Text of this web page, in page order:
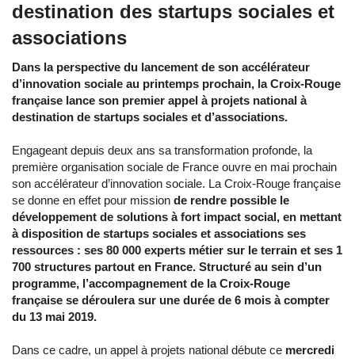
destination des startups sociales et
associations
Dans la perspective du lancement de son accélérateur
d’innovation sociale au printemps prochain, la Croix-Rouge
française lance son premier appel à projets national à
destination de startups sociales et d’associations.
Engageant depuis deux ans sa transformation profonde, la
première organisation sociale de France ouvre en mai prochain
son accélérateur d’innovation sociale. La Croix-Rouge française
se donne en effet pour mission de rendre possible le
développement de solutions à fort impact social, en mettant
à disposition de startups sociales et associations ses
ressources : ses 80 000 experts métier sur le terrain et ses 1
700 structures partout en France. Structuré au sein d’un
programme, l’accompagnement de la Croix-Rouge
française se déroulera sur une durée de 6 mois à compter
du 13 mai 2019.
Dans ce cadre, un appel à projets national débute ce mercredi